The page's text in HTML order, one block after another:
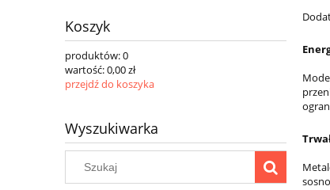
Koszyk
produktów:0
wartość:0,00 zł
przejdź do koszyka
Wyszukiwarka